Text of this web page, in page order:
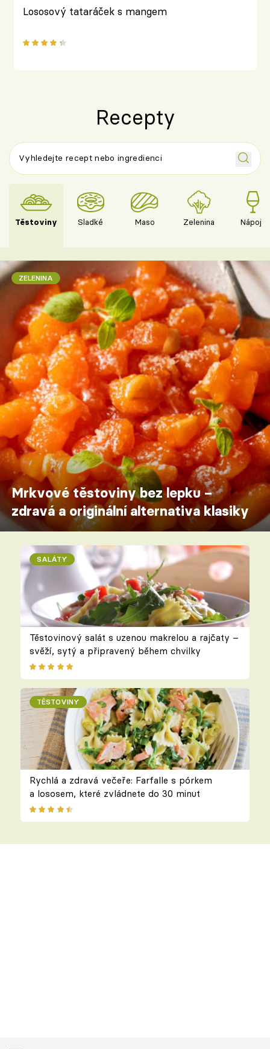
Lososový tataráček s mangem
Recepty
Těstoviny Sladké Maso Zelenina Nápoje
ZELENINA
Mrkvové těstoviny bez lepku –
zdravá a originální alternativa klasiky
SALÁTY
Těstovinový salát s uzenou makrelou a rajčaty –
svěží, sytý a připravený během chvilky
TĚSTOVINY
Rychlá a zdravá večeře: Farfalle s pórkem
a lososem, které zvládnete do 30 minut